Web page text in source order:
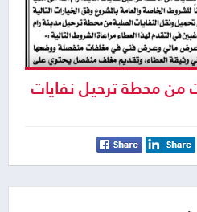
من محطة ترحيل نفايات
الفنجان